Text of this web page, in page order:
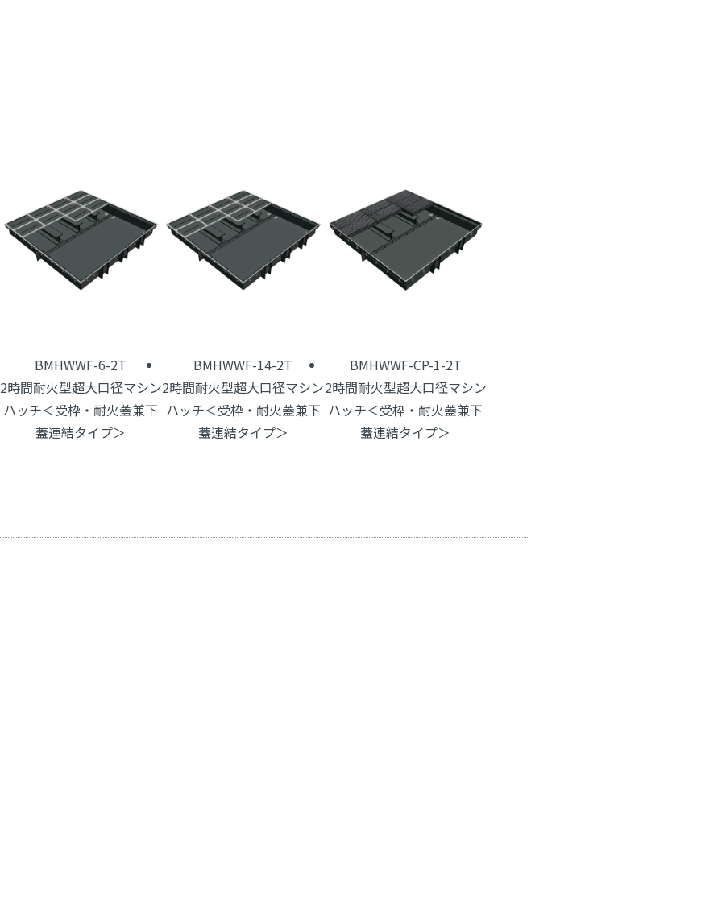
BMHWWF-6-2T
2時間耐火型超大口径マシン
ハッチ＜受枠・耐火蓋兼下
蓋連結タイプ＞
BMHWWF-14-2T
2時間耐火型超大口径マシン
ハッチ＜受枠・耐火蓋兼下
蓋連結タイプ＞
BMHWWF-CP-1-2T
2時間耐火型超大口径マシン
ハッチ＜受枠・耐火蓋兼下
蓋連結タイプ＞